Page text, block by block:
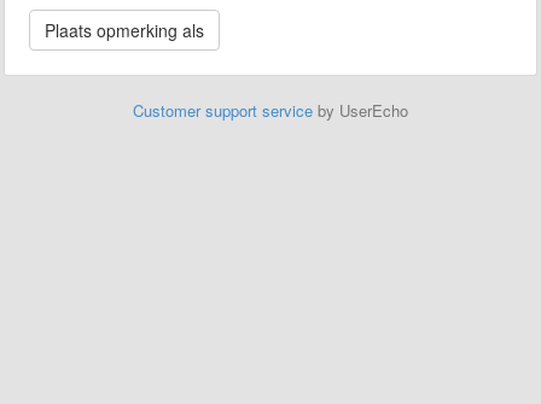
Customer support service by UserEcho